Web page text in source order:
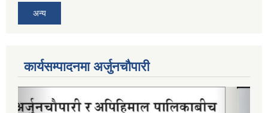
अन्य
कार्यसम्पादनमा अर्जुनचौपारी